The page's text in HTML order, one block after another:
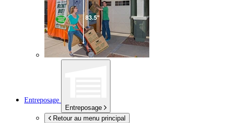
Entreposage
Entreposage
Retour au menu principal